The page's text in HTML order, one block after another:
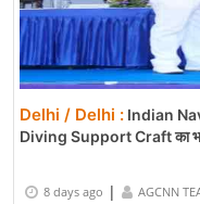
Delhi / Delhi : Indian
Diving Support Craft का
8 days ago | AGCNN